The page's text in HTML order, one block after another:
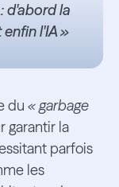
d'abord la
l'IA »
du « garbage
garantir la
parfois
les